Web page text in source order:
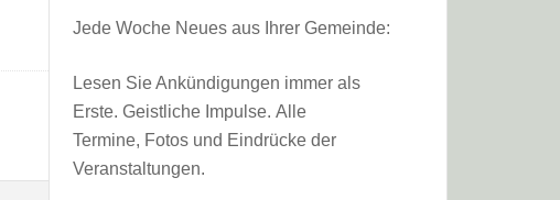
Jede Woche Neues aus Ihrer Gemeinde:
Lesen Sie Ankündigungen immer als
Erste. Geistliche Impulse. Alle
Termine, Fotos und Eindrücke der
Veranstaltungen.